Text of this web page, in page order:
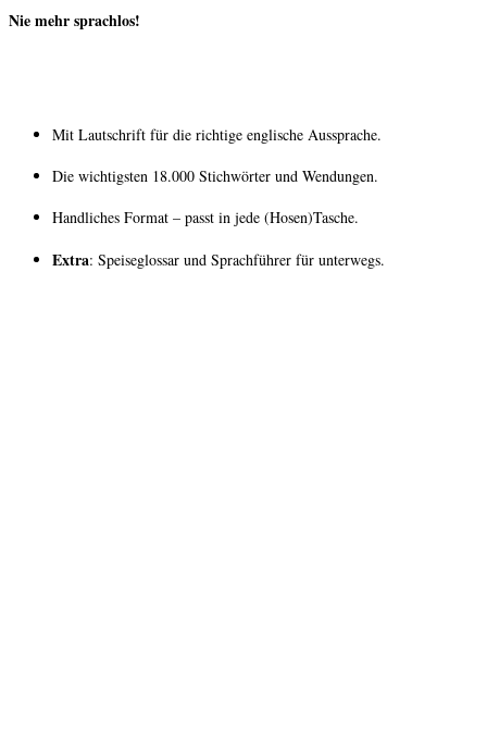
Nie mehr sprachlos!
Mit Lautschrift für die richtige englische Aussprache.
Die wichtigsten 18.000 Stichwörter und Wendungen.
Handliches Format – passt in jede (Hosen)Tasche.
Extra: Speiseglossar und Sprachführer für unterwegs.